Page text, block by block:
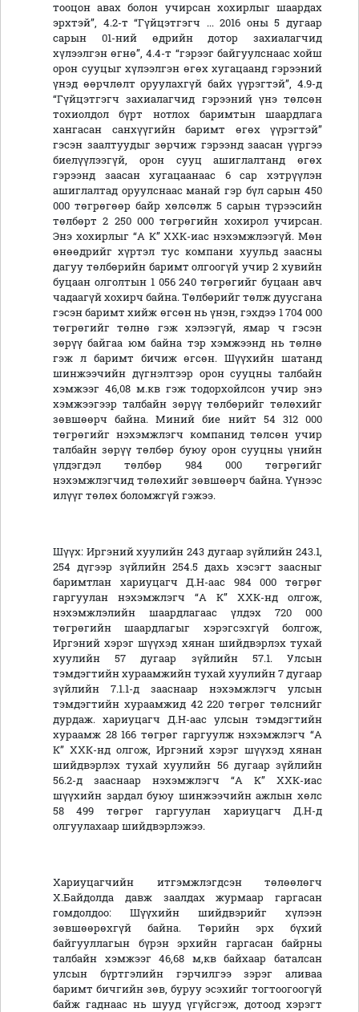
тооцон авах болон учирсан хохирлыг шаардах
эрхтэй”, 4.2-т “Гүйцэтгэгч ... 2016 оны 5 дугаар
сарын 01-ний өдрийн дотор захиалагчид
хүлээлгэн өгнө”, 4.4-т “гэрээг байгуулснаас хойш
орон сууцыг хүлээлгэн өгөх хугацаанд гэрээний
үнэд өөрчлөлт оруулахгүй байх үүрэгтэй”, 4.9-д
“Гүйцэтгэгч захиалагчид гэрээний үнэ төлсөн
тохиолдол бүрт нотлох баримтын шаардлага
хангасан санхүүгийн баримт өгөх үүрэгтэй”
гэсэн заалтуудыг зөрчиж гэрээнд заасан үүргээ
биелүүлээгүй, орон сууц ашиглалтанд өгөх
гэрээнд заасан хугацаанаас 6 cap хэтрүүлэн
ашиглалтад оруулснаас манай гэр бүл сарын 450
000 төгрөгөөр байр хөлсөлж 5 сарын түрээсийн
төлбөрт 2 250 000 төгрөгийн хохирол учирсан.
Энэ хохирлыг “А К” ХХК-иас нэхэмжлээгүй. Мөн
өнөөдрийг хүртэл тус компани хуульд заасны
дагуу төлбөрийн баримт олгоогүй учир 2 хувийн
буцаан олголтын 1 056 240 төгрөгийг буцаан авч
чадаагүй хохирч байна. Төлбөрийг төлж дуусгана
гэсэн баримт хийж өгсөн нь үнэн, гэхдээ 1 704 000
төгрөгийг төлнө гэж хэлээгүй, ямар ч гэсэн
зөрүү байгаа юм байна тэр хэмжээнд нь төлнө
гэж л баримт бичиж өгсөн. Шүүхийн шатанд
шинжээчийн дүгнэлтээр орон сууцны талбайн
хэмжээг 46,08 м.кв гэж тодорхойлсон учир энэ
хэмжээгээр талбайн зөрүү төлбөрийг төлөхийг
зөвшөөрч байна. Миний бие нийт 54 312 000
төгрөгийг нэхэмжлэгч компанид төлсөн учир
талбайн зөрүү төлбөр буюу орон сууцны үнийн
үлдэгдэл төлбөр 984 000 төгрөгийг
нэхэмжлэгчид төлөхийг зөвшөөрч байна. Үүнээс
илүүг төлөх боломжгүй гэжээ.
Шүүх: Иргэний хуулийн 243 дугаар зүйлийн 243.1,
254 дүгээр зүйлийн 254.5 дахь хэсэгт заасныг
баримтлан хариуцагч Д.Н-аас 984 000 төгрөг
гаргуулан нэхэмжлэгч “А К” ХХК-нд олгож,
нэхэмжлэлийн шаардлагаас үлдэх 720 000
төгрөгийн шаардлагыг хэрэгсэхгүй болгож,
Иргэний хэрэг шүүхэд хянан шийдвэрлэх тухай
хуулийн 57 дугаар зүйлийн 57.1. Улсын
тэмдэгтийн хураамжийн тухай хуулийн 7 дугаар
зүйлийн 7.1.1-д зааснаар нэхэмжлэгч улсын
тэмдэгтийн хураамжид 42 220 төгрөг төлснийг
дурдаж. хариуцагч Д.Н-аас улсын тэмдэгтийн
хураамж 28 166 төгрөг гаргуулж нэхэмжлэгч “А
К” ХХК-нд олгож, Иргэний хэрэг шүүхэд хянан
шийдвэрлэх тухай хуулийн 56 дугаар зүйлийн
56.2-д зааснаар нэхэмжлэгч “А К” ХХК-иас
шүүхийн зардал буюу шинжээчийн ажлын хөлс
58 499 төгрөг гаргуулан хариуцагч Д.Н-д
олгуулахаар шийдвэрлэжээ.
Хариуцагчийн итгэмжлэгдсэн төлөөлөгч
Х.Байдолда давж заалдах журмаар гаргасан
гомдолдоо: Шүүхийн шийдвэрийг хүлээн
зөвшөөрөхгүй байна. Төрийн эрх бүхий
байгууллагын бүрэн эрхийн гаргасан байрны
талбайн хэмжээг 46,68 м,кв байхаар баталсан
улсын бүртгэлийн гэрчилгээ зэрэг аливаа
баримт бичгийн зөв, буруу эсэхийг тогтоогоогүй
байж гаднаас нь шууд үгүйсгэж, дотоод хэрэгт